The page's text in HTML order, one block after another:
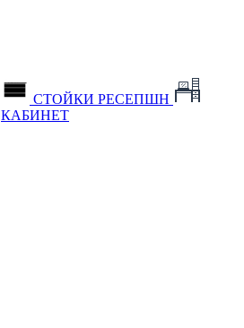
СТОЙКИ РЕСЕПШН
КАБИНЕТ